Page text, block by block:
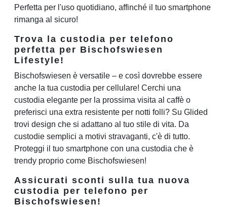
Perfetta per l'uso quotidiano, affinché il tuo smartphone
rimanga al sicuro!
Trova la custodia per telefono
perfetta per Bischofswiesen
Lifestyle!
Bischofswiesen è versatile – e così dovrebbe essere
anche la tua custodia per cellulare! Cerchi una
custodia elegante per la prossima visita al caffè o
preferisci una extra resistente per notti folli? Su Glided
trovi design che si adattano al tuo stile di vita. Da
custodie semplici a motivi stravaganti, c'è di tutto.
Proteggi il tuo smartphone con una custodia che è
trendy proprio come Bischofswiesen!
Assicurati sconti sulla tua nuova
custodia per telefono per
Bischofswiesen!